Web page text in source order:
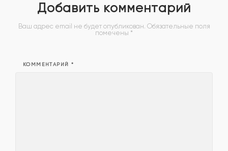
Добавить комментарий
Ваш адрес email не будет опубликован. Обязательные поля
помечены *
КОММЕНТАРИЙ *